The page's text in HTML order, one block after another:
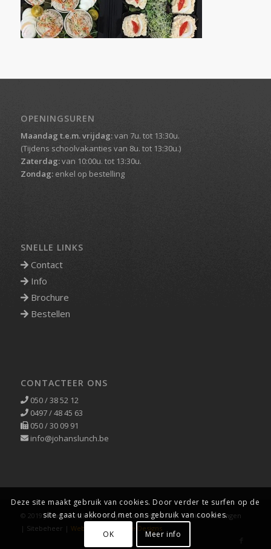
OPENINGSUREN
Maandag t.e.m. vrijdag:van 7u. tot 13:30u.
(Tijdens schoolvakanties van 8u. tot 13:30u.)
Zaterdag:van 10:00u. tot 13:30u.
Zondag:enkel op bestelling
SNELLE LINKS
Contact
Info
Brochure
Bestellen
CONTACTEER ONS
050 / 38 52 12
0497 / 48 45 63
050 / 30 09 91
info@johanslunch.be
© 2019 Johans Lunch |Privacy & Cookiebeleid| Cookieinstellingen
| Sitebeheer | Webdesign Creative Designs
Deze site maakt gebruik van cookies. Door verder te surfen op de
site gaat u akkoord met ons gebruik van cookies.
OK
Meer info